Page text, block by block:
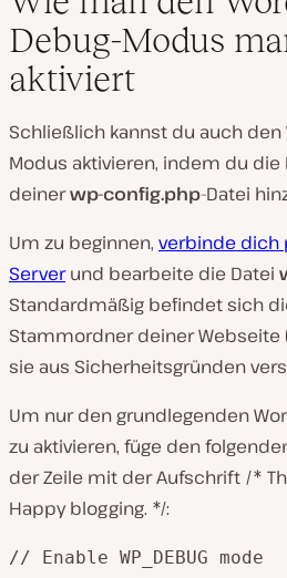
Debug-Modus
aktiviert
Schließlich kannst du auch den
Modus aktivieren, indem du
deinerwp-config.php-Datei
Um zu beginnen, verbinde dich
Serverund bearbeite die Datei
Standardmäßig befindet sich
Stammordner deiner Webseite
sie aus Sicherheitsgründen
Um nur den grundlegenden
zu aktivieren, füge den
der Zeile mit der Aufschrift /*
Happy blogging. */:
// Enable WP_DEBUG mode